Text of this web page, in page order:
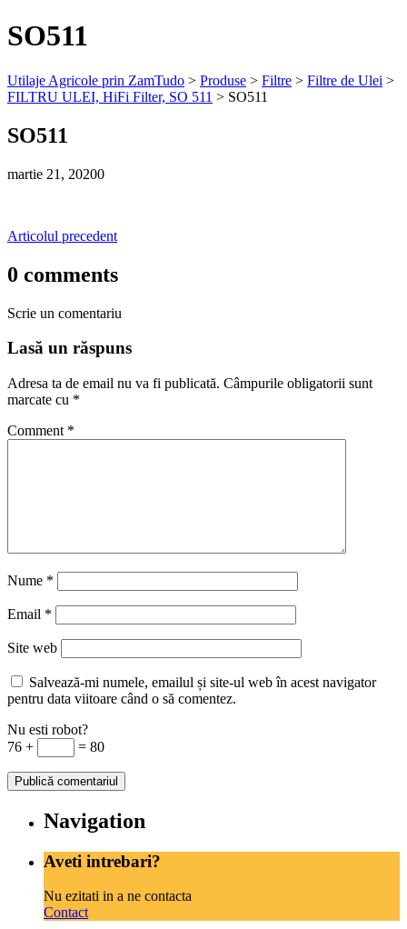
SO511
Utilaje Agricole prin ZamTudo > Produse > Filtre > Filtre de Ulei >
FILTRU ULEI, HiFi Filter, SO 511 > SO511
SO511
martie 21, 20200
Articolul precedent
0 comments
Scrie un comentariu
Lasă un răspuns
Adresa ta de email nu va fi publicată. Câmpurile obligatorii sunt
marcate cu *
Comment *
Nume *
Email *
Site web
Salvează-mi numele, emailul și site-ul web în acest navigator
pentru data viitoare când o să comentez.
Nu esti robot?
76 +
= 80
Navigation
Aveti intrebari?
Nu ezitati in a ne contacta
Contact